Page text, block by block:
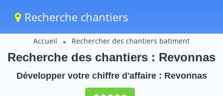
Recherche chantiers
Accueil Rechercher des chantiers batiment
Recherche des chantiers : Revonnas
Développer votre chiffre d'affaire : Revonnas